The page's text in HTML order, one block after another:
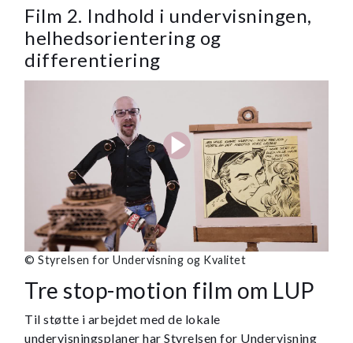
Film 2. Indhold i undervisningen,
helhedsorientering og
differentiering
© Styrelsen for Undervisning og Kvalitet
Tre stop-motion film om LUP
Til støtte i arbejdet med de lokale
undervisningsplaner har Styrelsen for Undervisning